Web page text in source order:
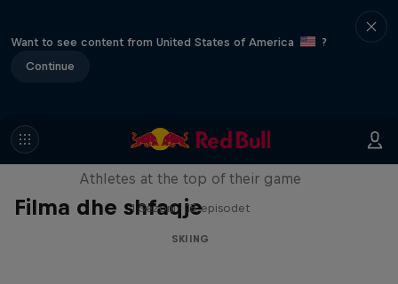
Want to see content from United States of America
?
Continue
Filma dhe shfaqje
Winter Heroes
Athletes at the top of their game
1 Sezoni · 15 episodet
SKIING